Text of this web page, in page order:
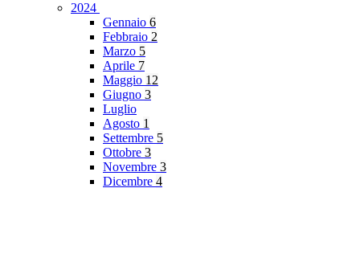
2024
Gennaio 6
Febbraio 2
Marzo 5
Aprile 7
Maggio 12
Giugno 3
Luglio
Agosto 1
Settembre 5
Ottobre 3
Novembre 3
Dicembre 4